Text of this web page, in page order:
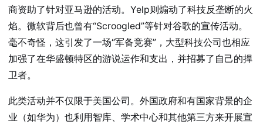
商资助了针对亚马逊的活动。Yelp则煽动了科技反垄断的火
焰。微软背后也曾有“Scroogled”等针对谷歌的宣传活动。
毫不奇怪，这引发了一场“军备竞赛”，大型科技公司也相应
加强了在华盛顿特区的游说运作和支出，并招募了自己的捍
卫者。
此类活动并不仅限于美国公司。外国政府和有国家背景的企
业（如华为）也利用智库、学术中心和其他第三方来开展宣